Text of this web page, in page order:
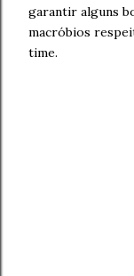
garantir alguns
macróbios
time.